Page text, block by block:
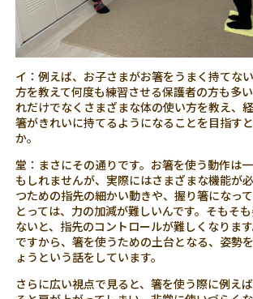
イ：例えば、お子さまがお箸をうまく持てな
方を教えて何度も練習させる保護者の方も多
れだけでなくさまざまな体の使い方を教え、
箸がきれいに持てるようになることを目指す
か。
堂：まさにその通りです。お箸を使う動作は
もしれませんが、実際にはさまざまな機能が
つための指先の細かい動きや、握り箸になっ
とっては、力の加減が難しいんです。そもそ
ないと、指先のコントロールが難しくなります
ですから、箸を使うための土台となる、姿勢
ょうという話をしています。
さらに広い視点で見ると、箸を使う際に例え